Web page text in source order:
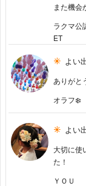
また機会
ラクマ公
ET
よい
ありがと
オラフ❄️
よい
大切に使
た！
ＹＯＵ